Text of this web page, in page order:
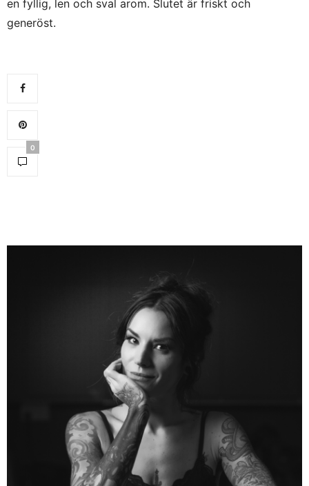
en fyllig, len och sval arom. Slutet är friskt och
generöst.
0